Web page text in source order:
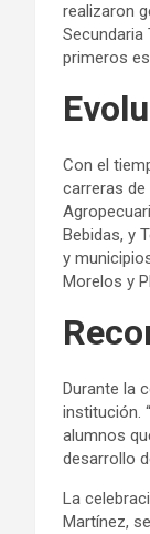
realizaron
primeros
Con el
carreras
Bebidas, y
y
Morelos y
Durante la
institución.
alumnos
desarrollo
La
Martínez,